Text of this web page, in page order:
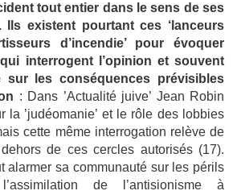
tout entier dans le sens de ses
Ils existent pourtant ces ‘lanceurs
d’incendie’ pour évoquer
interrogent l’opinion et souvent
sur les conséquences prévisibles
: Dans ’Actualité juive’ Jean Robin
la ’judéomanie’ et le rôle des lobbies
cette même interrogation relève de
dehors de ces cercles autorisés (17).
alarmer sa communauté sur les périls
de l’antisionisme à